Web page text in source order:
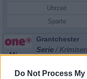
Do Not Process
Uhrzeit
Sparte
Mi
04:10
Grantchester
Serie /